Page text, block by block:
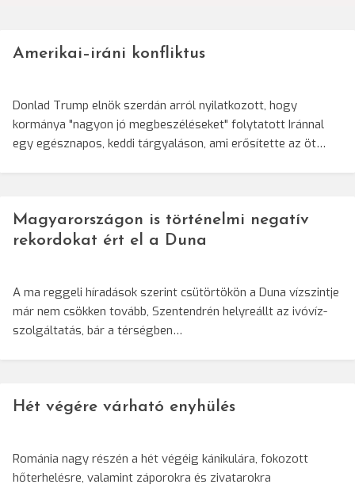
Amerikai–iráni konfliktus
Donlad Trump elnök szerdán arról nyilatkozott, hogy
kormánya "nagyon jó megbeszéléseket" folytatott Iránnal
egy egésznapos, keddi tárgyaláson, ami erősítette az öt…
Magyarországon is történelmi negatív
rekordokat ért el a Duna
A ma reggeli híradások szerint csütörtökön a Duna vízszintje
már nem csökken tovább, Szentendrén helyreállt az ivóvíz-
szolgáltatás, bár a térségben…
Hét végére várható enyhülés
Románia nagy részén a hét végéig kánikulára, fokozott
hőterhelésre, valamint záporokra és zivatarokra